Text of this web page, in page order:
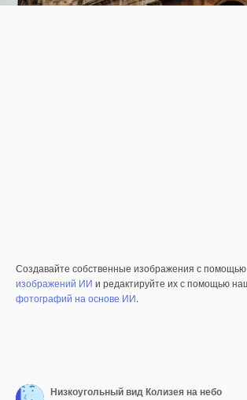
Создавайте собственные изображения с помощью
изображений ИИ и редактируйте их с помощью
фотографий на основе ИИ.
Низкоугольный вид Колизея на небо